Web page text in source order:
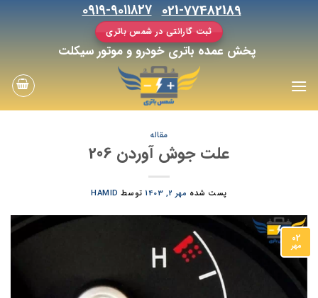
021-77482189 ۰۹۱۹-۹۰۱۱۸۲۷
ثبت گارانتی در شمس باتری
پخش عمده باتری خودرو و موتور سیکلت
مقاله
علت جوش آوردن 206
پست شده مهر 2, 1403 توسط HAMID
02
مهر